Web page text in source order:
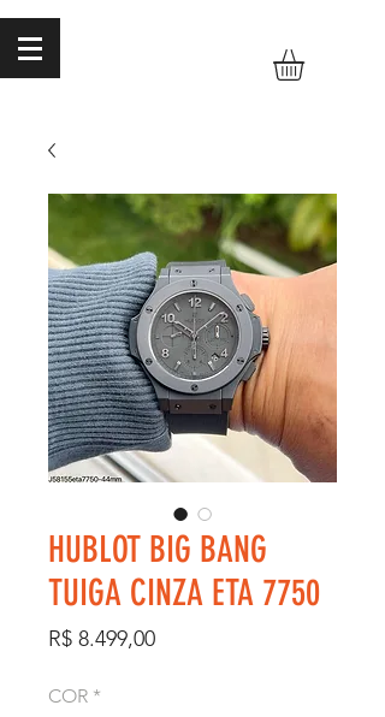
HUBLOT BIG BANG
TUIGA CINZA ETA 7750
R$ 8.499,00Preço
COR *